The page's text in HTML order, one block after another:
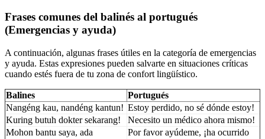
Frases comunes del balinés al portugués
(Emergencias y ayuda)
A continuación, algunas frases útiles en la categoría de emergencias
y ayuda. Estas expresiones pueden salvarte en situaciones críticas
cuando estés fuera de tu zona de confort lingüístico.
Balines
Portugués
Nangéng kau, nandéng kantun! Estoy perdido, no sé dónde estoy!
Kuring butuh dokter sekarang!
Necesito un médico ahora mismo!
Mohon bantu saya, ada
Por favor ayúdeme, ¡ha ocurrido